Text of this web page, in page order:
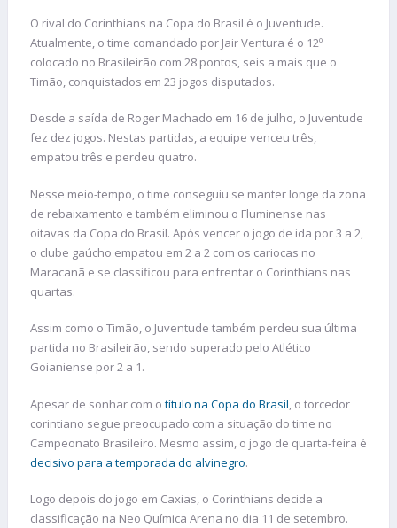
O rival do Corinthians na Copa do Brasil é o Juventude.
Atualmente, o time comandado por Jair Ventura é o 12º
colocado no Brasileirão com 28 pontos, seis a mais que o
Timão, conquistados em 23 jogos disputados.
Desde a saída de Roger Machado em 16 de julho, o Juventude
fez dez jogos. Nestas partidas, a equipe venceu três,
empatou três e perdeu quatro.
Nesse meio-tempo, o time conseguiu se manter longe da zona
de rebaixamento e também eliminou o Fluminense nas
oitavas da Copa do Brasil. Após vencer o jogo de ida por 3 a 2,
o clube gaúcho empatou em 2 a 2 com os cariocas no
Maracanã e se classificou para enfrentar o Corinthians nas
quartas.
Assim como o Timão, o Juventude também perdeu sua última
partida no Brasileirão, sendo superado pelo Atlético
Goianiense por 2 a 1.
Apesar de sonhar com o título na Copa do Brasil, o torcedor
corintiano segue preocupado com a situação do time no
Campeonato Brasileiro. Mesmo assim, o jogo de quarta-feira é
decisivo para a temporada do alvinegro.
Logo depois do jogo em Caxias, o Corinthians decide a
classificação na Neo Química Arena no dia 11 de setembro.